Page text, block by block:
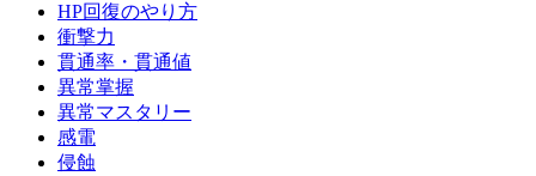
HP回復のやり方
衝撃力
貫通率・貫通値
異常掌握
異常マスタリー
感電
侵蝕